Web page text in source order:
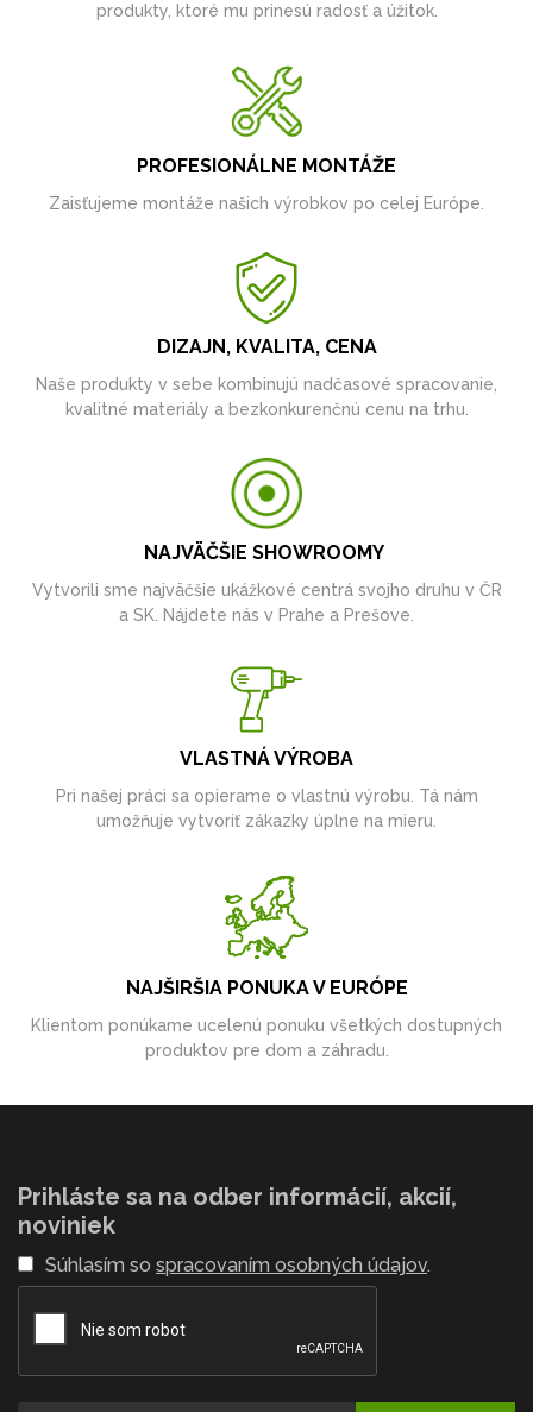
produkty, ktoré mu prinesú radosť a úžitok.
PROFESIONÁLNE MONTÁŽE
Zaisťujeme montáže našich výrobkov po celej Európe.
DIZAJN, KVALITA, CENA
Naše produkty v sebe kombinujú nadčasové spracovanie,
kvalitné materiály a bezkonkurenčnú cenu na trhu.
NAJVÄČŠIE SHOWROOMY
Vytvorili sme najväčšie ukážkové centrá svojho druhu v ČR
a SK. Nájdete nás v Prahe a Prešove.
VLASTNÁ VÝROBA
Pri našej práci sa opierame o vlastnú výrobu. Tá nám
umožňuje vytvoriť zákazky úplne na mieru.
NAJŠIRŠIA PONUKA V EURÓPE
Klientom ponúkame ucelenú ponuku všetkých dostupných
produktov pre dom a záhradu.
Prihláste sa na odber informácií, akcií,
noviniek
Súhlasím so spracovaním osobných údajov.